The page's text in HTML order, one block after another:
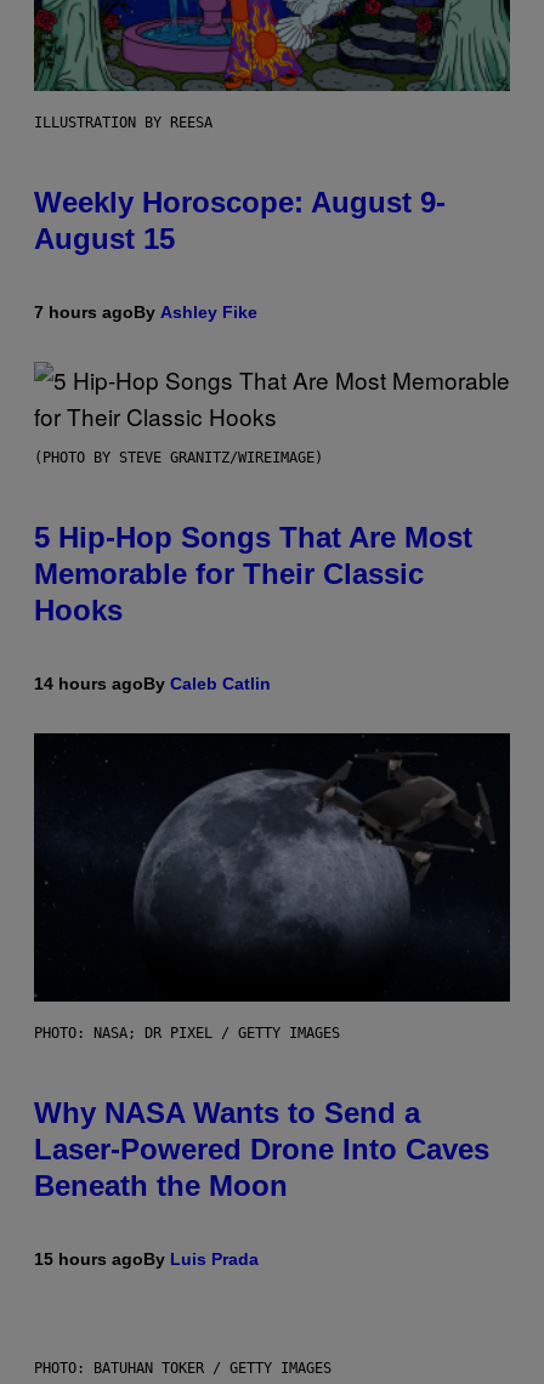
ILLUSTRATION BY REESA
Weekly Horoscope: August 9-
August 15
7 hours agoBy Ashley Fike
(PHOTO BY STEVE GRANITZ/WIREIMAGE)
5 Hip-Hop Songs That Are Most
Memorable for Their Classic
Hooks
14 hours agoBy Caleb Catlin
PHOTO: NASA; DR PIXEL / GETTY IMAGES
Why NASA Wants to Send a
Laser-Powered Drone Into Caves
Beneath the Moon
15 hours agoBy Luis Prada
PHOTO: BATUHAN TOKER / GETTY IMAGES